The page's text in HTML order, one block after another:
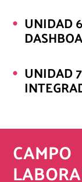
UNIDAD
UNIDAD
CAMPO